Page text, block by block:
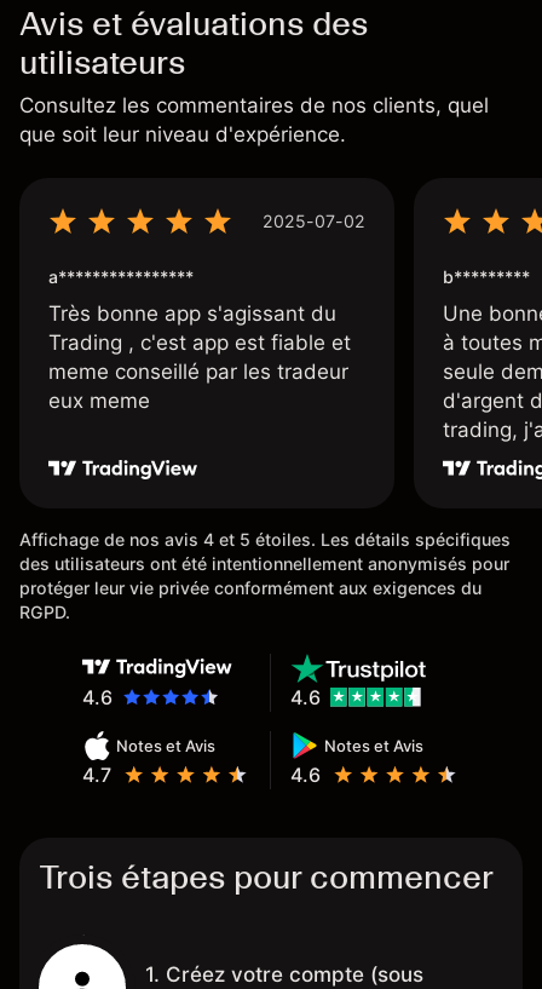
Avis et évaluations des
utilisateurs
Consultez les commentaires de nos clients, quel
que soit leur niveau d'expérience.
2025-07-02
a****************
Très bonne app s'agissant du
Trading , c'est app est fiable et
meme conseillé par les tradeur
eux meme
b*********
Une
à toutes
seule
d'argent
trading,
une carte
Affichage de nos avis 4 et 5 étoiles. Les détails spécifiques
des utilisateurs ont été intentionnellement anonymisés pour
protéger leur vie privée conformément aux exigences du
RGPD.
4.6
Notes et Avis
4.7
Notes et Avis
4.6
4.6
Trois étapes pour commencer
1. Créez votre compte (sous